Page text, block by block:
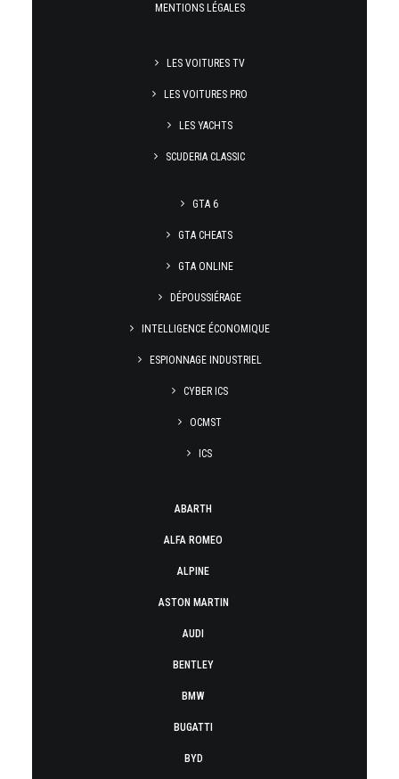
MENTIONS LÉGALES
LES VOITURES TV
LES VOITURES PRO
LES YACHTS
SCUDERIA CLASSIC
GTA 6
GTA CHEATS
GTA ONLINE
DÉPOUSSIÉRAGE
INTELLIGENCE ÉCONOMIQUE
ESPIONNAGE INDUSTRIEL
CYBER ICS
OCMST
ICS
ABARTH
ALFA ROMEO
ALPINE
ASTON MARTIN
AUDI
BENTLEY
BMW
BUGATTI
BYD